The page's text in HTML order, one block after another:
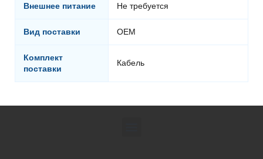
Внешнее питание Не требуется
Вид поставки OEM
Комплект
поставки
Кабель